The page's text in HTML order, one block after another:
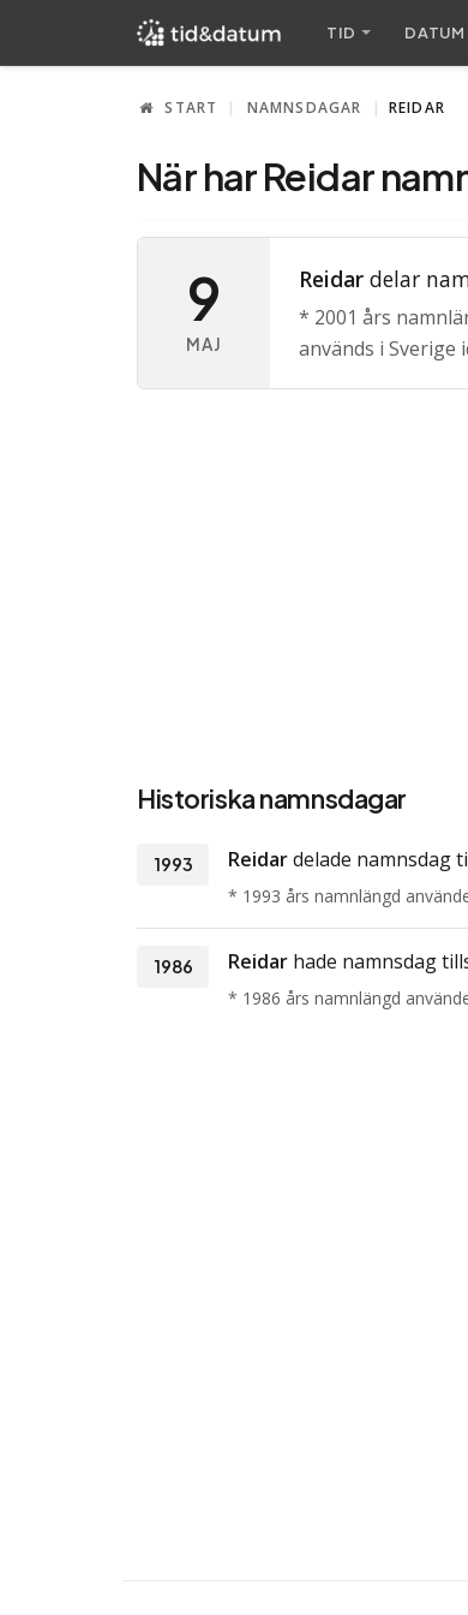
TID DATUM
START NAMNSDAGAR REIDAR
När har Reidar
9
MAJ
Reidar delar
* 2001 års
används i Sverige
Historiska namnsdagar
1993 Reidardelade namnsdag
* 1993 års namnlängd
1986 Reidar hade namnsdag
* 1986 års namnlängd